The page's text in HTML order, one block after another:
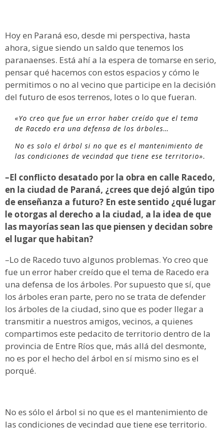
Hoy en Paraná eso, desde mi perspectiva, hasta
ahora, sigue siendo un saldo que tenemos los
paranaenses. Está ahí a la espera de tomarse en serio,
pensar qué hacemos con estos espacios y cómo le
permitimos o no al vecino que participe en la decisión
del futuro de esos terrenos, lotes o lo que fueran.
«Yo creo que fue un error haber creído que el tema
de Racedo era una defensa de los árboles…
No es solo el árbol si no que es el mantenimiento de
las condiciones de vecindad que tiene ese territorio».
–El conflicto desatado por la obra en calle Racedo,
en la ciudad de Paraná, ¿crees que dejó algún tipo
de enseñanza a futuro? En este sentido ¿qué lugar
le otorgas al derecho a la ciudad, a la idea de que
las mayorías sean las que piensen y decidan sobre
el lugar que habitan?
–Lo de Racedo tuvo algunos problemas. Yo creo que
fue un error haber creído que el tema de Racedo era
una defensa de los árboles. Por supuesto que sí, que
los árboles eran parte, pero no se trata de defender
los árboles de la ciudad, sino que es poder llegar a
transmitir a nuestros amigos, vecinos, a quienes
compartimos este pedacito de territorio dentro de la
provincia de Entre Ríos que, más allá del desmonte,
no es por el hecho del árbol en sí mismo sino es el
porqué.
No es sólo el árbol si no que es el mantenimiento de
las condiciones de vecindad que tiene ese territorio.